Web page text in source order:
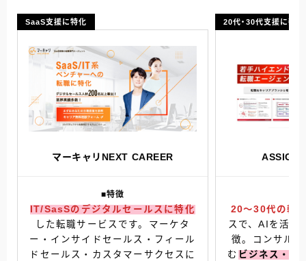
SaaS支援に特化
マーキャリNEXT CAREER
■特徴
IT/SasSのデジタルセールスに特化
した転職サービスです。マーケタ
ー・インサイドセールス・フィール
ドセールス・カスタマーサクセスに
20代・30代支援に強い
ASSIGN
20〜30代の転
スで、AIを活用
徴。コンサル
む ビジネス・エ